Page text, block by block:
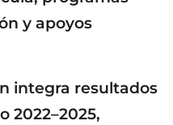
y apoyos
integra resultados
2022–2025,